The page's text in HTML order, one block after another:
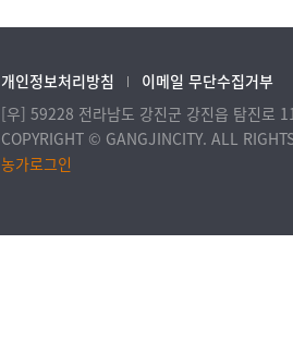
개인정보처리방침
이메일 무단수집거부
[우] 59228 전라남도 강진군 강진읍 탐진로
COPYRIGHT © GANGJINCITY. ALL
농가로그인